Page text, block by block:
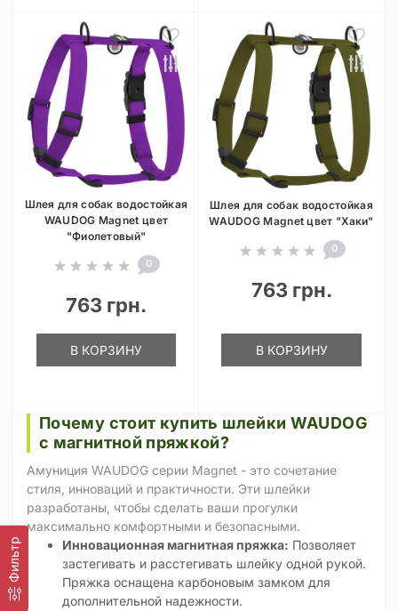
Фильтр
Шлея для собак водостойкая
WAUDOG Magnet цвет
"Фиолетовый"
0
763 грн.
В КОРЗИНУ
Шлея для собак водостойкая
WAUDOG Magnet цвет "Хаки"
0
763 грн.
В КОРЗИНУ
Почему стоит купить шлейки WAUDOG
с магнитной пряжкой?
Амуниция WAUDOG серии Magnet - это сочетание
стиля, инноваций и практичности. Эти шлейки
разработаны, чтобы сделать ваши прогулки
максимально комфортными и безопасными.
Инновационная магнитная пряжка: Позволяет
застегивать и расстегивать шлейку одной рукой.
Пряжка оснащена карбоновым замком для
дополнительной надежности.